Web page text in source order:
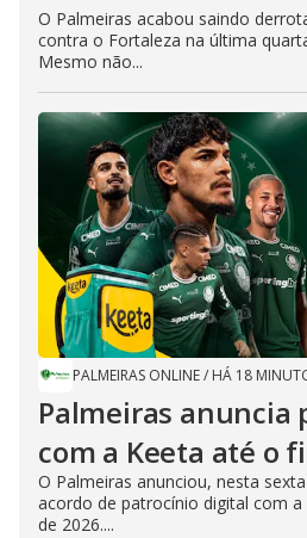
O Palmeiras acabou saindo
contra o Fortaleza na última
Mesmo não...
PALMEIRAS ONLINE/ HÁ 18
Palmeiras anuncia
com a Keeta até o
O Palmeiras anunciou, nesta
acordo de patrocínio digital com
de 2026....